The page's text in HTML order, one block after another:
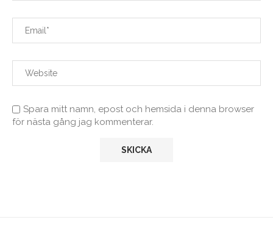
Spara mitt namn, epost och hemsida i denna browser
för nästa gång jag kommenterar.